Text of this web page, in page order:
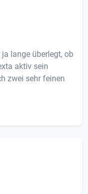
lange überlegt, ob
aktiv sein
zwei sehr feinen